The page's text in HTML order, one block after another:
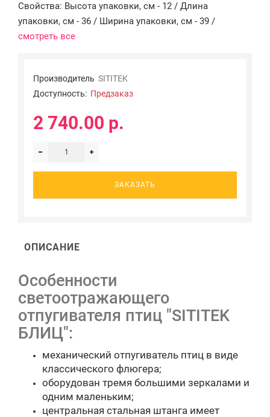
Свойства: Высота упаковки, см - 12 / Длина
упаковки, см - 36 / Ширина упаковки, см - 39 /
смотреть все
Производитель SITITEK
Доступность: Предзаказ
2 740.00 р.
ЗАКАЗАТЬ
ОПИСАНИЕ
Особенности
светоотражающего
отпугивателя птиц "SITITEK
БЛИЦ":
механический отпугиватель птиц в виде
классического флюгера;
оборудован тремя большими зеркалами и
одним маленьким;
центральная стальная штанга имеет